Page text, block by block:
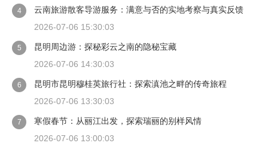
4
云南旅游散客导游服务：满意与否的实地考察与真实反馈
2026-07-06 15:30:03
5
昆明周边游：探秘彩云之南的隐秘宝藏
2026-07-06 14:30:03
6
昆明市昆明穆桂英旅行社：探索滇池之畔的传奇旅程
2026-07-06 13:30:03
7
寒假春节：从丽江出发，探索瑞丽的别样风情
2026-07-06 13:00:03